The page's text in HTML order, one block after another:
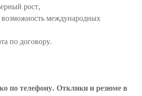
рост,
международных
по телефону. Отклики и резюме в